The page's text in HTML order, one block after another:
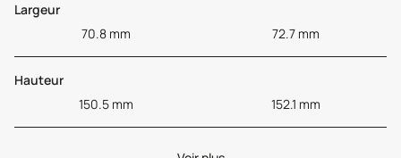
Largeur
70.8 mm
72.7 mm
Hauteur
150.5 mm
152.1 mm